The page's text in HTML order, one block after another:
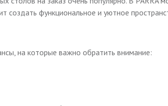
создать функциональное и уютное
на которые важно обратить внимание: